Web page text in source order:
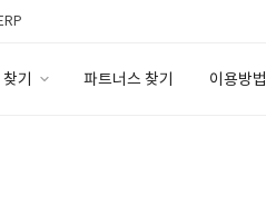
기 파트너스 찾기 이용방법